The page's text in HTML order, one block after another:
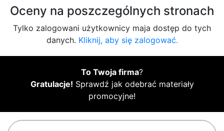
Oceny na poszczególnych stronach
Tylko zalogowani użytkownicy maja dostęp do tych
danych. Kliknij, aby się zalogować.
To Twoja firma?
Gratulacje! Sprawdź jak odebrać materiały
promocyjne!